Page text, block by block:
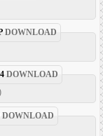
DOWNLOAD
DOWNLOAD
DOWNLOAD